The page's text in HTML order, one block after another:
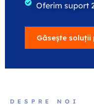
Oferim suport
Găsește
DESPRE NOI